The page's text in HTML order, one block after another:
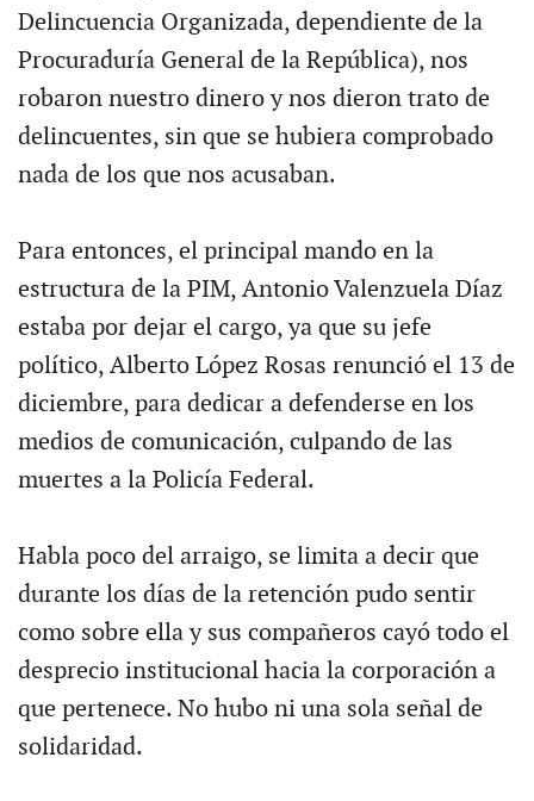
Delincuencia Organizada, dependiente de la
Procuraduría General de la República), nos
robaron nuestro dinero y nos dieron trato de
delincuentes, sin que se hubiera comprobado
nada de los que nos acusaban.
Para entonces, el principal mando en la
estructura de la PIM, Antonio Valenzuela Díaz
estaba por dejar el cargo, ya que su jefe
político, Alberto López Rosas renunció el 13 de
diciembre, para dedicar a defenderse en los
medios de comunicación, culpando de las
muertes a la Policía Federal.
Habla poco del arraigo, se limita a decir que
durante los días de la retención pudo sentir
como sobre ella y sus compañeros cayó todo el
desprecio institucional hacia la corporación a
que pertenece. No hubo ni una sola señal de
solidaridad.